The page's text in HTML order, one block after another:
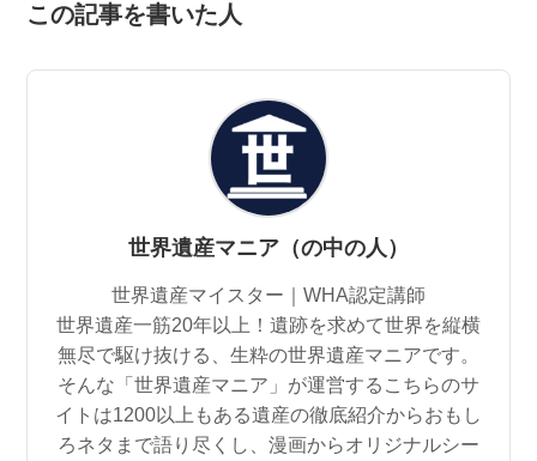
この記事を書いた人
世界遺産マニア（の中の人）
世界遺産マイスター｜WHA認定講師
世界遺産一筋20年以上！遺跡を求めて世界を縦横
無尽で駆け抜ける、生粋の世界遺産マニアです。
そんな「世界遺産マニア」が運営するこちらのサ
イトは1200以上もある遺産の徹底紹介からおもし
ろネタまで語り尽くし、漫画からオリジナルシー